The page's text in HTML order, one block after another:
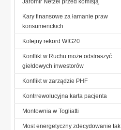
Kary finansowe za łamanie praw
konsumenckich
Kolejny rekord WIG20
Konflikt w Ruchu może odstraszyć
giełdowych inwestorów
Konflikt w zarządzie PHF
Kontrrewolucyjna karta pacjenta
Montownia w Togliatti
Most energetyczny zdecydowanie tak,